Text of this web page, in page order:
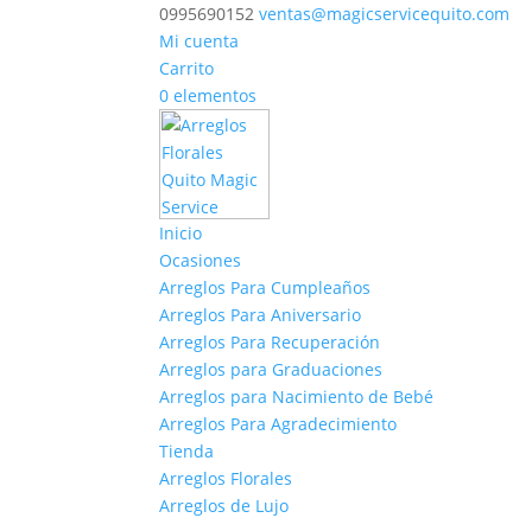
0995690152ventas@magicservicequito.com
Mi cuenta
Carrito
0 elementos
Inicio
Ocasiones
Arreglos Para Cumpleaños
Arreglos Para Aniversario
Arreglos Para Recuperación
Arreglos para Graduaciones
Arreglos para Nacimiento de Bebé
Arreglos Para Agradecimiento
Tienda
Arreglos Florales
Arreglos de Lujo